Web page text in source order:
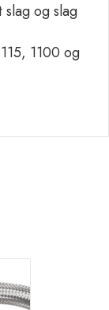
slag og slag
1100 og